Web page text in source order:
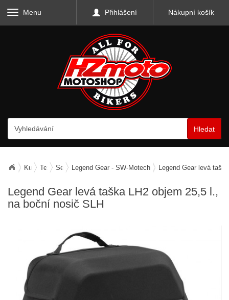
Menu Přihlášení Nákupní košík
Hledat
Kufry, zavazadla, nosiče
Textilní zavazadla
Sedlové tašky boční
Legend Gear - SW-Motech Legend Gear levá
Legend Gear levá taška LH2 objem 25,5 l.,
na boční nosič SLH